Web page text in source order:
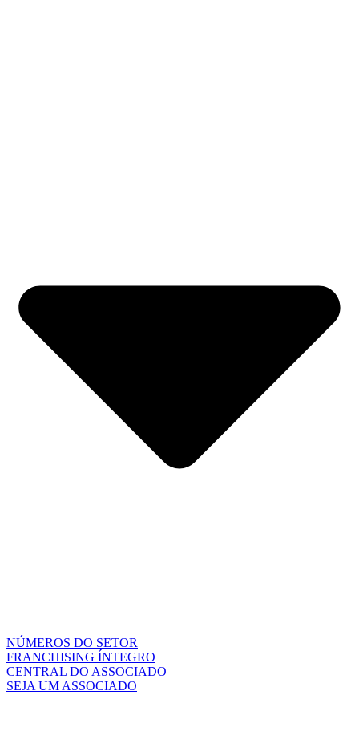
NÚMEROS DO SETOR
FRANCHISING ÍNTEGRO
CENTRAL DO ASSOCIADO
SEJA UM ASSOCIADO